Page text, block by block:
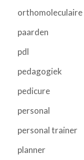
orthomoleculaire
paarden
pdl
pedagogiek
pedicure
personal
personal trainer
planner